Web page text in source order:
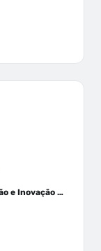
Liga Acadêmica de Gestão e Inovação Médica - LAGIM